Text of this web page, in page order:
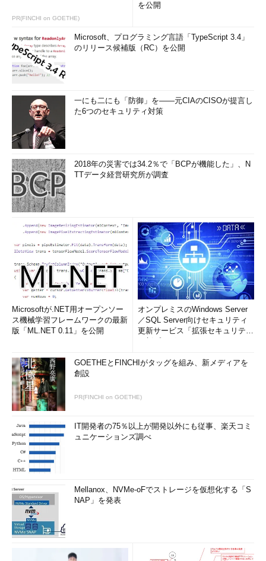
PR(FINCHI on GOETHE)
を公開
Microsoft、プログラミング言語「TypeScript 3.4」
のリリース候補版（RC）を公開
一にも二にも「防御」を――元CIAのCISOが提言し
た6つのセキュリティ対策
2018年の災害では34.2％で「BCPが機能した」、N
TTデータ経営研究所が調査
Microsoftが.NET用オープンソー
ス機械学習フレームワークの最新
版「ML.NET 0.11」を公開
オンプレミスのWindows Server
／SQL Server向けセキュリティ
更新サービス「拡張セキュリティ
GOETHEとFINCHIがタッグを組み、新メディアを
創設
PR(FINCHI on GOETHE)
IT開発者の75％以上が開発以外にも従事、楽天コミ
ュニケーションズ調べ
Mellanox、NVMe-oFでストレージを仮想化する「S
NAP」を発表